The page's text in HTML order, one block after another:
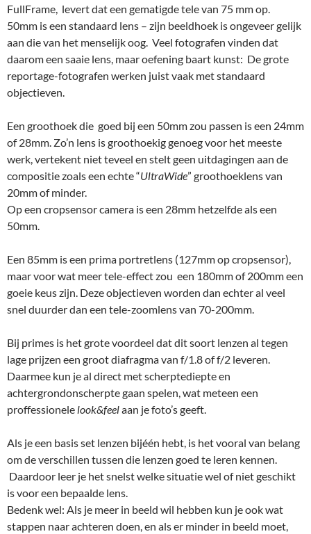
FullFrame, levert dat een gematigde tele van 75 mm op.
50mm is een standaard lens – zijn beeldhoek is ongeveer gelijk
aan die van het menselijk oog. Veel fotografen vinden dat
daarom een saaie lens, maar oefening baart kunst: De grote
reportage-fotografen werken juist vaak met standaard
objectieven.
Een groothoek die goed bij een 50mm zou passen is een 24mm
of 28mm. Zo’n lens is groothoekig genoeg voor het meeste
werk, vertekent niet teveel en stelt geen uitdagingen aan de
compositie zoals een echte “UltraWide” groothoeklens van
20mm of minder.
Op een cropsensor camera is een 28mm hetzelfde als een
50mm.
Een 85mm is een prima portretlens (127mm op cropsensor),
maar voor wat meer tele-effect zou een 180mm of 200mm een
goeie keus zijn. Deze objectieven worden dan echter al veel
snel duurder dan een tele-zoomlens van 70-200mm.
Bij primes is het grote voordeel dat dit soort lenzen al tegen
lage prijzen een groot diafragma van f/1.8 of f/2 leveren.
Daarmee kun je al direct met scherptediepte en
achtergrondonscherpte gaan spelen, wat meteen een
proffessionele look&feelaan je foto’s geeft.
Als je een basis set lenzen bijéén hebt, is het vooral van belang
om de verschillen tussen die lenzen goed te leren kennen.
Daardoor leer je het snelst welke situatie wel of niet geschikt
is voor een bepaalde lens.
Bedenk wel: Als je meer in beeld wil hebben kun je ook wat
stappen naar achteren doen, en als er minder in beeld moet,